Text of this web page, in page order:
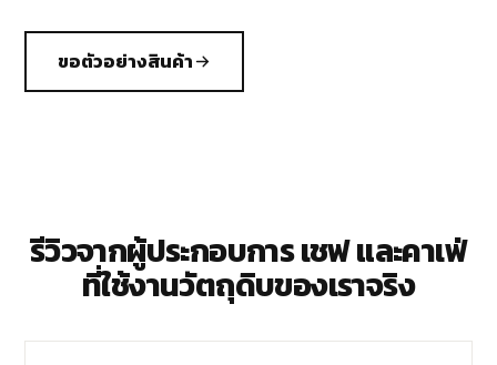
ขอตัวอย่างสินค้า
รีวิวจากผู้ประกอบการ เชฟ และคาเฟ่
ที่ใช้งานวัตถุดิบของเราจริง